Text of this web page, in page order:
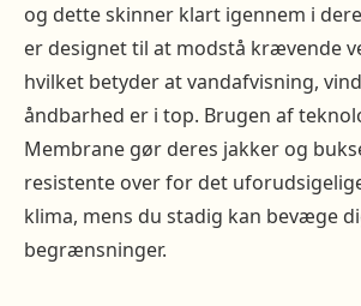
og dette skinner klart igennem i
er designet til at modstå krævende
hvilket betyder at vandafvisning,
åndbarhed er i top. Brugen af
Membrane gør deres jakker og
resistente over for det
klima, mens du stadig kan bevæge
begrænsninger.